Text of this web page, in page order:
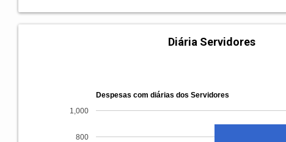
Diária Servidores
Despesas com diárias dos Servidores
800
1,000